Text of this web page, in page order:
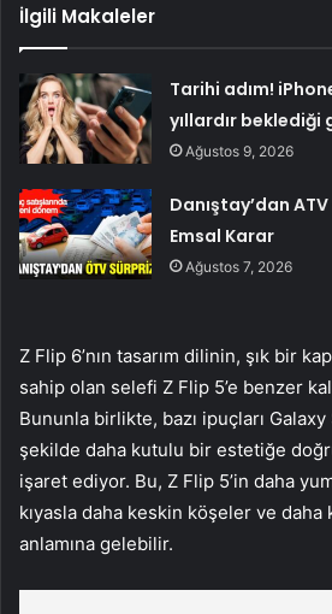
İlgili Makaleler
Tarihi adım!
yıllardır beklediği
Ağustos 9, 2026
Danıştay’dan
Emsal Karar
Ağustos 7, 2026
Z Flip 6’nın tasarım dilinin, şık bir
sahip olan selefi Z Flip 5’e benzer
Bununla birlikte, bazı ipuçları
şekilde daha kutulu bir estetiğe
işaret ediyor. Bu, Z Flip 5’in daha
kıyasla daha keskin köşeler ve
anlamına gelebilir.